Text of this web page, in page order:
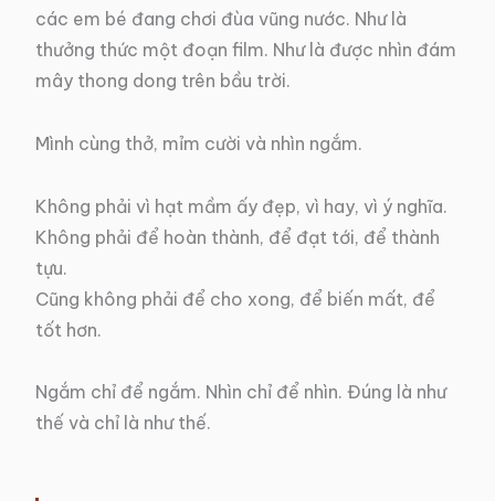
các em bé đang chơi đùa vũng nước. Như là
thưởng thức một đoạn film. Như là được nhìn đám
mây thong dong trên bầu trời.
Mình cùng thở, mỉm cười và nhìn ngắm.
Không phải vì hạt mầm ấy đẹp, vì hay, vì ý nghĩa.
Không phải để hoàn thành, để đạt tới, để thành
tựu.
Cũng không phải để cho xong, để biến mất, để
tốt hơn.
Ngắm chỉ để ngắm. Nhìn chỉ để nhìn. Đúng là như
thế và chỉ là như thế.